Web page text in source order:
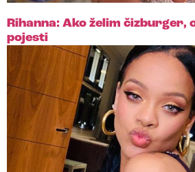
Rihanna: Ako želim čizburger,
pojesti